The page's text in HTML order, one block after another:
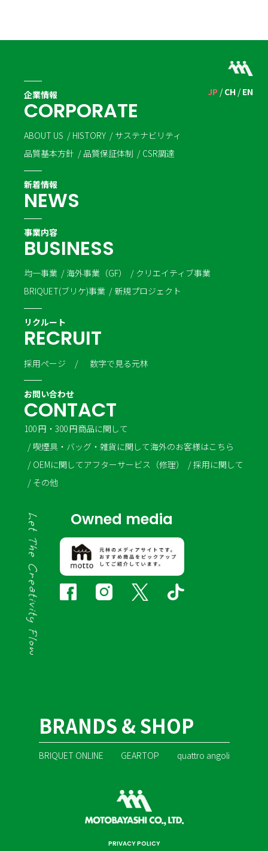
JP CH EN
企業情報
CORPORATE
ABOUT US HISTORY
サステナビリティ
品質基本方針
品質保証体制 CSR調達
新着情報
NEWS
事業内容
BUSINESS
均一事業 海外事業（GF）
クリエイティブ事業
BRIQUET(ブリケ)事業
新規プロジェクト
リクルート
RECRUIT
採用ページ 数字で見る元林
お問い合わせ
CONTACT
100 円・300 円商品に関して
喫煙具・バッグ・雑貨に関して海外のお客様はこちら
OEMに関してアフターサービス（修理）
採用に関して
その他
Owned media
BRANDS & SHOP
BRIQUET ONLINE GEARTOP quattro angoli
PRIVACY POLICY